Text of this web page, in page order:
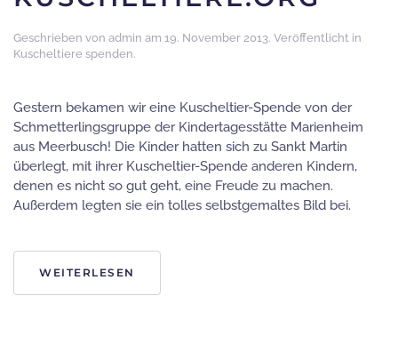
Geschrieben von admin am 19. November 2013. Veröffentlicht in
Kuscheltiere spenden.
Gestern bekamen wir eine Kuscheltier-Spende von der
Schmetterlingsgruppe der Kindertagesstätte Marienheim
aus Meerbusch! Die Kinder hatten sich zu Sankt Martin
überlegt, mit ihrer Kuscheltier-Spende anderen Kindern,
denen es nicht so gut geht, eine Freude zu machen.
Außerdem legten sie ein tolles selbstgemaltes Bild bei.
WEITERLESEN